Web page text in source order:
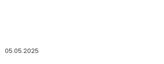
05.05.2025